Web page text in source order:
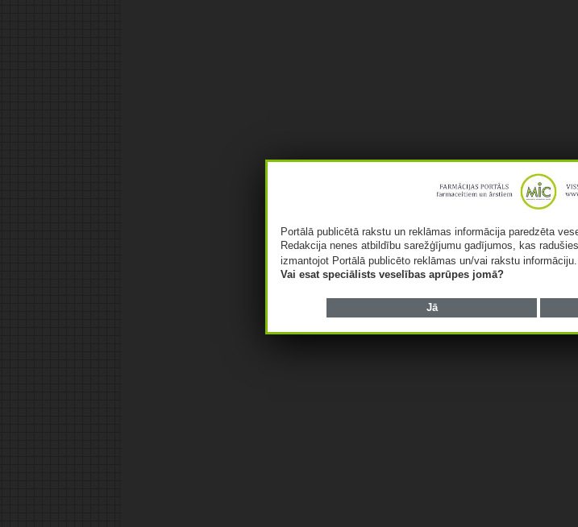
Portālā publicētā rakstu un reklāmas informācija paredzēta
Redakcija nenes atbildību sarežģījumu gadījumos, kas
izmantojot Portālā publicēto reklāmas un/vai rakstu informāciju.
Vai esat speciālists veselības aprūpes jomā?
Jā